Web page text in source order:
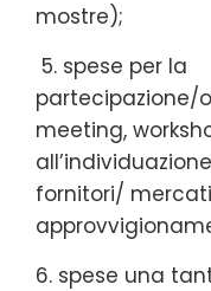
mostre);
5. spese per la
partecipazione/
meeting,
fornitori/
6. spese una